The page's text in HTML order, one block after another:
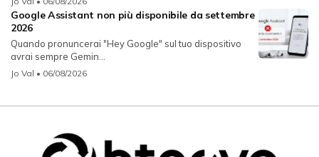
Google Assistant non più disponibile da settembre
2026
Quando pronuncerai "Hey Google" sul tuo dispositivo
avrai sempre Gemin...
Jo Val • 06/08/2026